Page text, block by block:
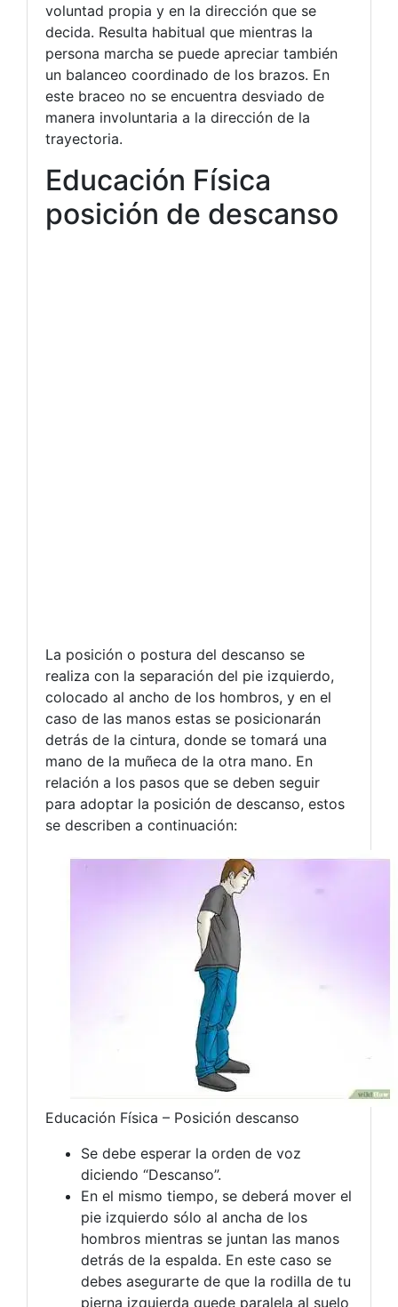
voluntad propia y en la dirección que se
decida. Resulta habitual que mientras la
persona marcha se puede apreciar también
un balanceo coordinado de los brazos. En
este braceo no se encuentra desviado de
manera involuntaria a la dirección de la
trayectoria.
Educación Física
posición de descanso
La posición o postura del descanso se
realiza con la separación del pie izquierdo,
colocado al ancho de los hombros, y en el
caso de las manos estas se posicionarán
detrás de la cintura, donde se tomará una
mano de la muñeca de la otra mano. En
relación a los pasos que se deben seguir
para adoptar la posición de descanso, estos
se describen a continuación:
Educación Física – Posición descanso
Se debe esperar la orden de voz
diciendo “Descanso”.
En el mismo tiempo, se deberá mover el
pie izquierdo sólo al ancha de los
hombros mientras se juntan las manos
detrás de la espalda. En este caso se
debes asegurarte de que la rodilla de tu
pierna izquierda quede paralela al suelo